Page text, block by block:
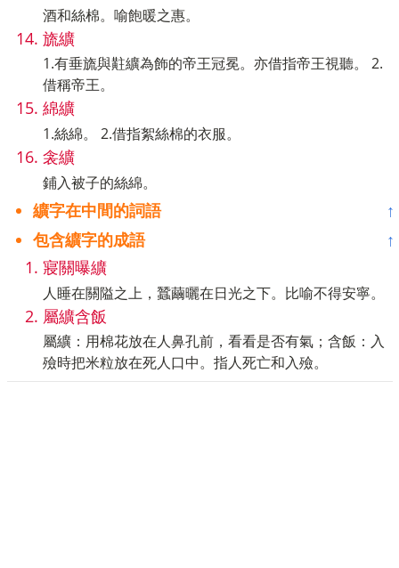
酒和絲棉。喻飽暖之惠。
旒纊
1.有垂旒與黈纊為飾的帝王冠冕。亦借指帝王視聽。 2.
借稱帝王。
綿纊
1.絲綿。 2.借指絮絲棉的衣服。
衾纊
鋪入被子的絲綿。
纊字在中間的詞語
↑
包含纊字的成語
↑
寢關曝纊
人睡在關隘之上，蠶繭曬在日光之下。比喻不得安寧。
屬纊含飯
屬纊：用棉花放在人鼻孔前，看看是否有氣；含飯：入
殮時把米粒放在死人口中。指人死亡和入殮。